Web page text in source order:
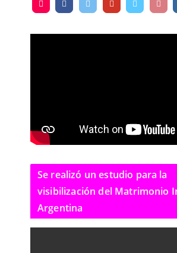
Se realizó un estudio para la
visibilización del Matrimonio
Argentina